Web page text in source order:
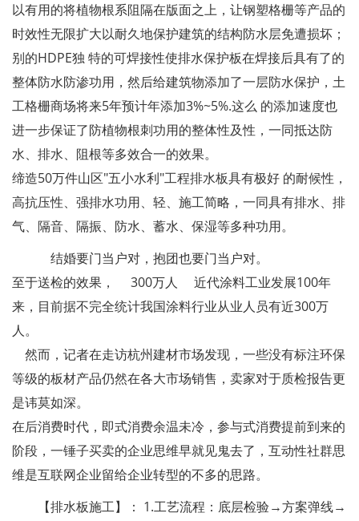
以有用的将植物根系阻隔在版面之上，让钢塑格栅等产品的
时效性无限扩大以耐久地保护建筑的结构防水层免遭损坏；
别的HDPE独 特的可焊接性使排水保护板在焊接后具有了的
整体防水防渗功用，然后给建筑物添加了一层防水保护，土
工格栅商场将来5年预计年添加3%~5%.这么 的添加速度也
进一步保证了防植物根刺功用的整体性及性，一同抵达防
水、排水、阻根等多效合一的效果。
缔造50万件山区"五小水利"工程排水板具有极好 的耐候性，
高抗压性、强排水功用、轻、施工简略，一同具有排水、排
气、隔音、隔振、防水、蓄水、保湿等多种功用。
结婚要门当户对，抱团也要门当户对。
至于送检的效果， 300万人 近代涂料工业发展100年
来，目前据不完全统计我国涂料行业从业人员有近300万
人。
然而，记者在走访杭州建材市场发现，一些没有标注环保
等级的板材产品仍然在各大市场销售，卖家对于质检报告更
是讳莫如深。
在后消费时代，即式消费余温未冷，参与式消费提前到来的
阶段，一锤子买卖的企业思维早就见鬼去了，互动性社群思
维是互联网企业留给企业转型的不多的思路。
【排水板施工】： 1.工艺流程：底层检验→方案弹线→